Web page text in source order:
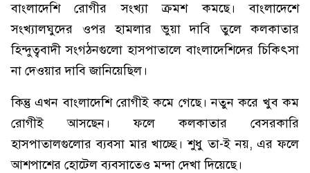
বাংলাদেশি রোগীর সংখ্যা ক্রমশ কমছে। বাংলাদেশে
সংখ্যালঘুদের ওপর হামলার ভুয়া দাবি তুলে কলকাতার
হিন্দুত্ববাদী সংগঠনগুলো হাসপাতালে বাংলাদেশিদের চিকিৎসা
না দেওয়ার দাবি জানিয়েছিল।
কিন্তু এখন বাংলাদেশি রোগীই কমে গেছে। নতুন করে খুব কম
রোগীই আসছেন। ফলে কলকাতার বেসরকারি
হাসপাতালগুলোর ব্যবসা মার খাচ্ছে। শুধু তা-ই নয়, এর ফলে
আশপাশের হোটেল ব্যবসাতেও মন্দা দেখা দিয়েছে।